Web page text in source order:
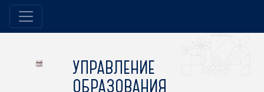
УПРАВЛЕНИЕ
ОБРАЗОВАНИЯ